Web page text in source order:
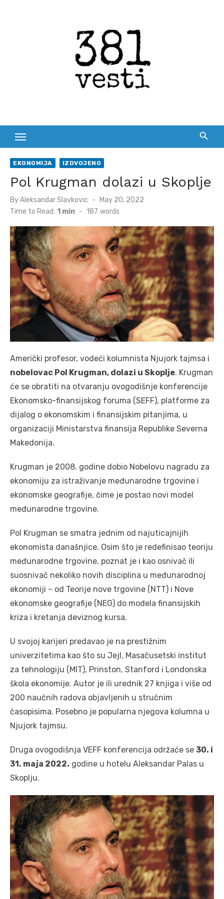
EKONOMIJA IZDVOJENO
Pol Krugman dolazi u Skoplje
ByAleksandar Slavkovic
Posted
on
May 20, 2022
Time to Read: 1 min - 187 words
Američki profesor, vodeći kolumnista Njujork tajmsa i
nobelovac Pol Krugman, dolazi u Skoplje. Krugman
će se obratiti na otvaranju ovogodišnje konferencije
Ekonomsko-finansijskog foruma (SEFF), platforme za
dijalog o ekonomskim i finansijskim pitanjima, u
organizaciji Ministarstva finansija Republike Severna
Makedonija.
Krugman je 2008. godine dobio Nobelovu nagradu za
ekonomiju za istraživanje međunarodne trgovine i
ekonomske geografije, čime je postao novi model
međunarodne trgovine.
Pol Krugman se smatra jednim od najuticajnijih
ekonomista današnjice. Osim što je redefinisao teoriju
međunarodne trgovine, poznat je i kao osnivač ili
suosnivač nekoliko novih disciplina u međunarodnoj
ekonomiji – od Teorije nove trgovine (NTT) i Nove
ekonomske geografije (NEG) do modela finansijskih
kriza i kretanja deviznog kursa.
U svojoj karijeri predavao je na prestižnim
univerzitetima kao što su Jejl, Masačusetski institut
za tehnologiju (MIT), Prinston, Stanford i Londonska
škola ekonomije. Autor je ili urednik 27 knjiga i više od
200 naučnih radova objavljenih u stručnim
časopisima. Posebno je popularna njegova kolumna u
Njujork tajmsu.
Druga ovogodišnja VEFF konferencija održaće se 30. i
31. maja 2022. godine u hotelu Aleksandar Palas u
Skoplju.